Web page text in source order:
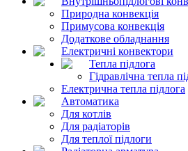
Природна конвекція
Примусова конвекція
Додаткове обладнання
Електричні конвектори
Тепла підлога
Гідравлічна тепла
Електрична тепла підлога
Автоматика
Для котлів
Для радіаторів
Для теплої підлоги